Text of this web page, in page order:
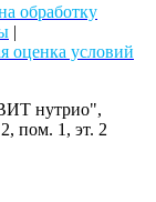
обработку
|
оценка условий
нутрио",
пом. 1, эт. 2